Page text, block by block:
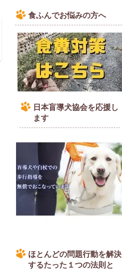
食ふんでお悩みの方へ
日本盲導犬協会を応援し
ます
ほとんどの問題行動を解決
するたった１つの法則と